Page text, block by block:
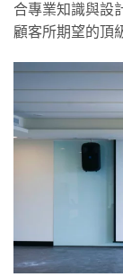
合專業知識與設
顧客所期望的頂